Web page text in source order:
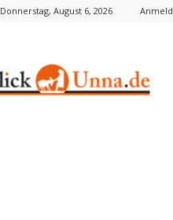
Donnerstag, August 6, 2026